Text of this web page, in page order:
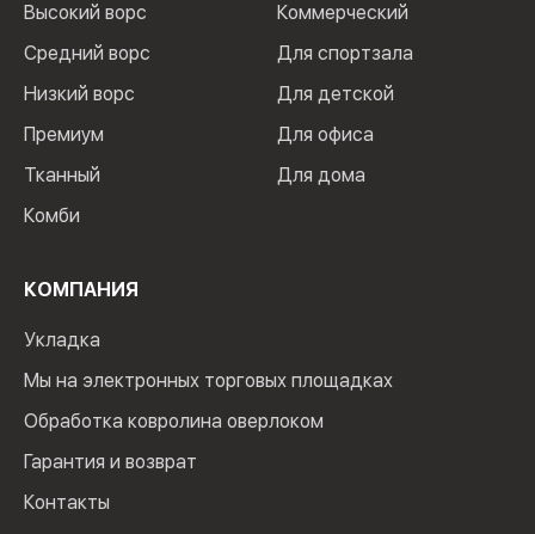
Высокий ворс
Средний ворс
Низкий ворс
Премиум
Тканный
Комби
Коммерческий
Для спортзала
Для детской
Для офиса
Для дома
КОМПАНИЯ
Укладка
Мы на электронных торговых площадках
Обработка ковролина оверлоком
Гарантия и возврат
Контакты